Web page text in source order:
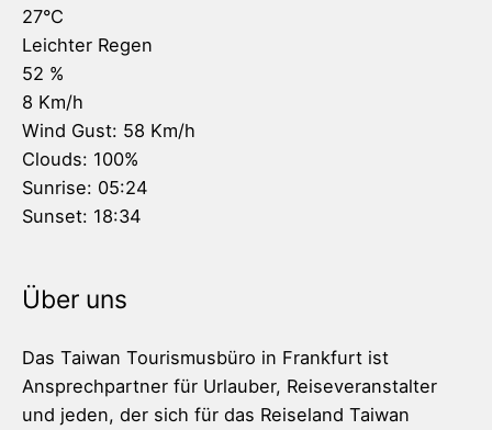
27°C
Leichter Regen
52 %
8 Km/h
Wind Gust: 58 Km/h
Clouds: 100%
Sunrise: 05:24
Sunset: 18:34
Über uns
Das Taiwan Tourismusbüro in Frankfurt ist
Ansprechpartner für Urlauber, Reiseveranstalter
und jeden, der sich für das Reiseland Taiwan